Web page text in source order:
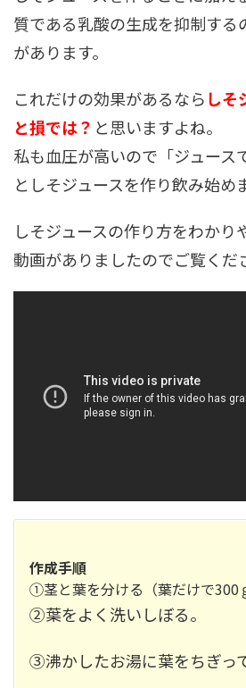
質である乳酸の生成を抑制する
があります。
これだけの効果があるならしそ
と損では？ と思いますよね。
私も血圧が高いので「ジュース
としそジュースを作り飲み始め
しそジュースの作り方をわかり
動画がありましたのでご覧くだ
作成手順
①茎と葉を分ける（葉だけで300
②葉をよく洗いしぼる。
③沸かしたお湯に葉をちぎっ